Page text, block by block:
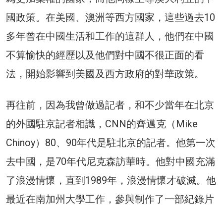
國政策。在美國、澳洲等西方國家，這些過去10
多年曾在中國生活和工作的這群人，他們在中國
不算愉快的經歷以及他們對中國不很正面的看
法，開始影響到美國及西方政府的對華政策。
再往前，因為我曾做過記者，和不少當年在北京
的外國駐京記者相識，CNN的齊邁克（Mike
Chinoy）80、90年代是駐北京的記者。他第一次
去中國，是70年代尼克森訪華時。他對中國充滿
了浪漫情懷，直到1989年，浪漫情懷才破滅。他
最近在南加州大學工作，參與制作了一部紀錄片